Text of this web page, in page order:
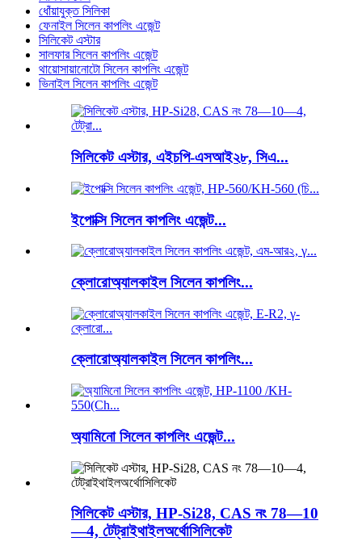
ধোঁয়াযুক্ত সিলিকা
ফেনাইল সিলেন কাপলিং এজেন্ট
সিলিকেট এস্টার
সালফার সিলেন কাপলিং এজেন্ট
থায়োসায়ানোটো সিলেন কাপলিং এজেন্ট
ভিনাইল সিলেন কাপলিং এজেন্ট
সিলিকেট এস্টার, এইচপি-এসআই২৮, সিএ...
ইপোক্সি সিলেন কাপলিং এজেন্ট...
ক্লোরোঅ্যালকাইল সিলেন কাপলিং...
ক্লোরোঅ্যালকাইল সিলেন কাপলিং...
অ্যামিনো সিলেন কাপলিং এজেন্ট...
সিলিকেট এস্টার, HP-Si28, CAS নং 78—10
—4, টেট্রাইথাইলঅর্থোসিলিকেট